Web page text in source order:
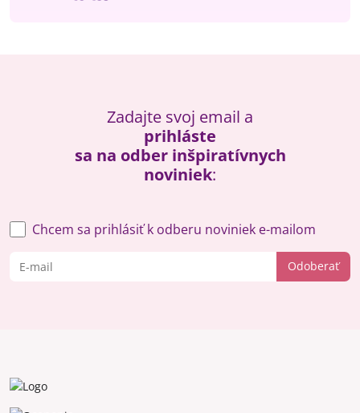
Zadajte svoj email a
prihláste
sa na odber inšpiratívnych
noviniek:
Odoberať
Chcem sa prihlásiť k odberu noviniek e-mailom